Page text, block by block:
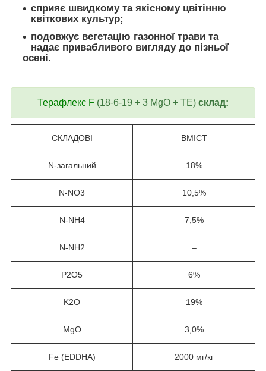
сприяє швидкому та якісному цвітінню
квіткових культур;
подовжує вегетацію газонної трави та
надає привабливого вигляду до пізньої
осені.
Терафлекс F (18-6-19 + 3 MgO + TЕ) склад:
СКЛАДОВІ ВМІСТ
N-загальний 18%
N-NO3 10,5%
N-NH4 7,5%
N-NH2 –
P2O5 6%
K2O 19%
MgO 3,0%
Fe (EDDHA) 2000 мг/кг